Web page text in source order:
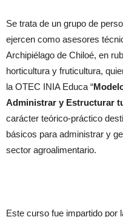
Se trata de un grupo de
ejercen como asesores
Archipiélago de Chiloé, en
horticultura y fruticultura,
la OTEC INIA Educa “
Administrar y Estructurar
carácter teórico-práctico
básicos para administrar y
sector agroalimentario.
Este curso fue impartido por